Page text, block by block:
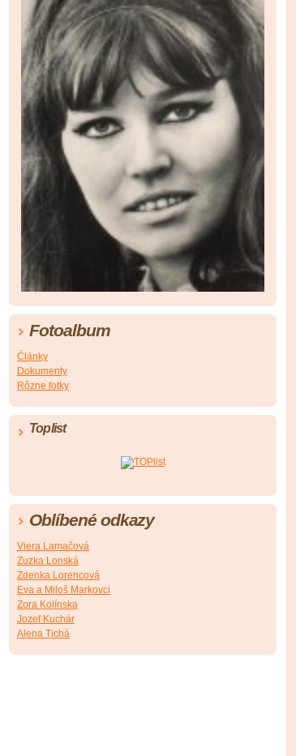
Fotoalbum
Ćlánky
Dokumenty
Rôzne fotky
Toplist
Oblíbené odkazy
Viera Lamačová
Zuzka Lonská
Zdenka Lorencová
Eva a Miloš Markovci
Zora Kolínska
Jozef Kuchár
Alena Tichá